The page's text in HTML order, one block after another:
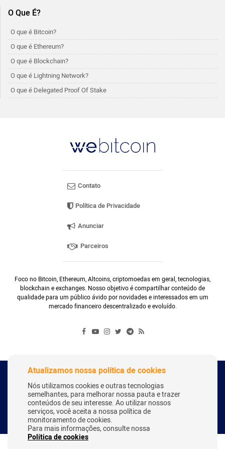
O Que É?
O que é Bitcoin?
O que é Ethereum?
O que é Blockchain?
O que é Lightning Network?
O que é Delegated Proof Of Stake
Contato
Política de Privacidade
Anunciar
Parceiros
Foco no Bitcoin, Ethereum, Altcoins, criptomoedas em geral, tecnologias,
blockchain e exchanges. Nosso objetivo é compartilhar conteúdo de
qualidade para um público ávido por novidades e interessados em um
mercado financeiro descentralizado e evoluído.
Copyright Webitcoin 2018 - Todos os Direitos Reservados
Desenvolvido por: Herick Correa
Atualizamos nossa política de cookies
Nós utilizamos cookies e outras tecnologias
semelhantes, para melhorar nossa pauta e trazer
conteúdos de seu interesse. Ao utilizar nossos
serviços, você aceita a nossa política de
monitoramento de cookies.
Para mais informações, consulte nossa
Política de cookies